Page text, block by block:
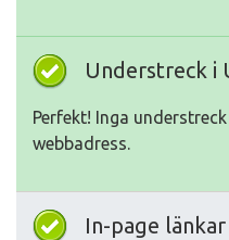
Understreck i
Perfekt! Inga
webbadress.
In-page länkar